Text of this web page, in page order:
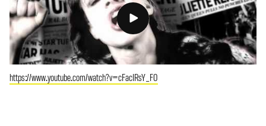
https://www.youtube.com/watch?v=cFacIRsY_F0